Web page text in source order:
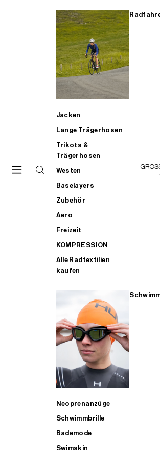
Jacken
Lange Trägerhosen
Trikots &
Trägerhosen
Westen
Baselayers
Zubehör
Aero
Freizeit
KOMPRESSION
Alle Radtextilien
kaufen
Neoprenanzüge
Schwimmbrille
Bademode
Swimskin